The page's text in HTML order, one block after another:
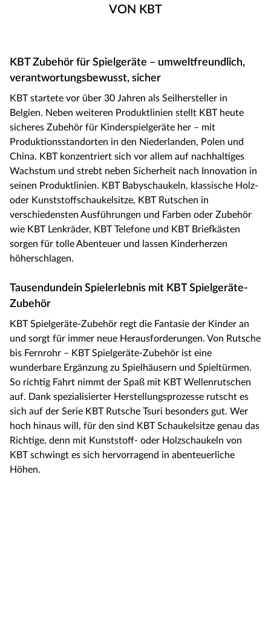
VON KBT
KBT Zubehör für Spielgeräte – umweltfreundlich,
verantwortungsbewusst, sicher
KBT startete vor über 30 Jahren als Seilhersteller in
Belgien. Neben weiteren Produktlinien stellt KBT heute
sicheres Zubehör für Kinderspielgeräte her – mit
Produktionsstandorten in den Niederlanden, Polen und
China. KBT konzentriert sich vor allem auf nachhaltiges
Wachstum und strebt neben Sicherheit nach Innovation in
seinen Produktlinien. KBT Babyschaukeln, klassische Holz-
oder Kunststoffschaukelsitze, KBT Rutschen in
verschiedensten Ausführungen und Farben oder Zubehör
wie KBT Lenkräder, KBT Telefone und KBT Briefkästen
sorgen für tolle Abenteuer und lassen Kinderherzen
höherschlagen.
Tausendundein Spielerlebnis mit KBT Spielgeräte-
Zubehör
KBT Spielgeräte-Zubehör regt die Fantasie der Kinder an
und sorgt für immer neue Herausforderungen. Von Rutsche
bis Fernrohr – KBT Spielgeräte-Zubehör ist eine
wunderbare Ergänzung zu Spielhäusern und Spieltürmen.
So richtig Fahrt nimmt der Spaß mit KBT Wellenrutschen
auf. Dank spezialisierter Herstellungsprozesse rutscht es
sich auf der Serie KBT Rutsche Tsuri besonders gut. Wer
hoch hinaus will, für den sind KBT Schaukelsitze genau das
Richtige, denn mit Kunststoff- oder Holzschaukeln von
KBT schwingt es sich hervorragend in abenteuerliche
Höhen.